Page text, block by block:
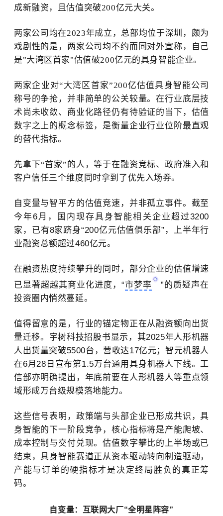
成新融资，且估值突破200亿元大关。
两家公司均在2023年成立，总部均位于深圳，颇为
戏剧性的是，两家公司均不约而同对外宣称，自己
是"大湾区首家"估值破200亿元的具身智能企业。
两家企业对“大湾区首家”200亿估值具身智能公司
称号的争抢， 并非简单的公关较量。在行业底层技
术尚未收敛、商业化路径仍有待验证的当下，估值
数字之上的概念标签，是衡量企业行业位阶最直观
的替代指标。
先拿下“首家”的人，等于在融资竞标、政府准入和
客户信任三个维度同时拿到了优先入场券。
自变量与智平方的估值竞速，并非孤立事件。截至
今年6月，国内现存具身智能相关企业超过3200
家，已有8家跻身“200亿元估值俱乐部”，上半年行
业融资总额超过460亿元。
在融资热度持续攀升的同时，部分企业的估值增速
已显著超越其商业化进度，“市梦率
”的质疑声在
投资圈内悄然蔓延。
值得留意的是， 行业的锚定物正在从融资额向出货
量迁移。宇树科技招股书显示 ， 其2025年人形机器
人出货量突破5500台，营收达17亿元；智元机器人
在6月28日宣布第1.5万台通用具身机器人下线。工
信部亦明确提出，年底前要在人形机器人等重点领
域形成万台级规模落地能力。
这些信号表明，政策端与头部企业已形成共识 ，具
身智能的下一阶段竞争，核心指标将是产能爬坡、
成本控制与交付兑现。估值数字攀比 的上半场或已
结束，具身智能赛道正从资本驱动转向制造驱动，
产能与订单的硬指标才是决定终局胜负的真正筹
码。
自变量：互联网大厂“全明星阵容”